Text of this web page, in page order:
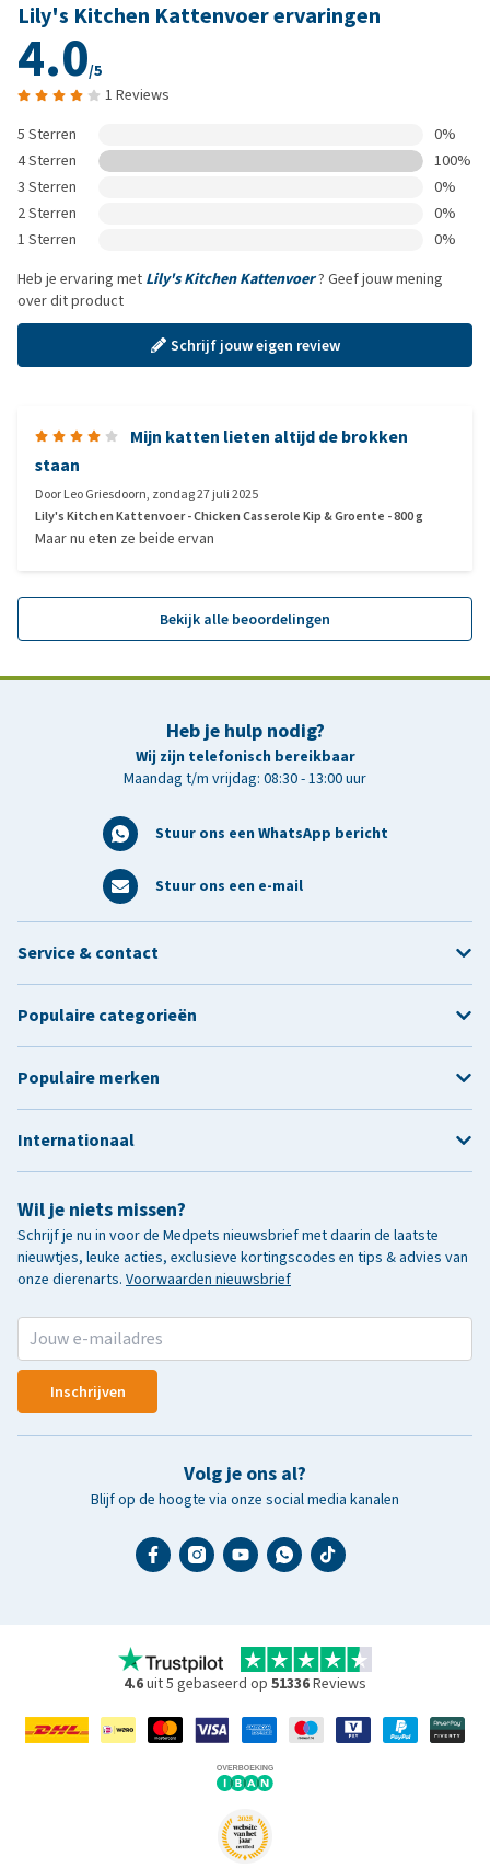
Lily's Kitchen Kattenvoer ervaringen
4.0/5
1 Reviews
5 Sterren
0%
4 Sterren
100%
3 Sterren
0%
2 Sterren
0%
1 Sterren
0%
Heb je ervaring met Lily's Kitchen Kattenvoer? Geef jouw mening
over dit product
Schrijf jouw eigen review
Mijn katten lieten altijd de brokken
staan
DoorLeo Griesdoorn, zondag 27 juli 2025
Lily's Kitchen Kattenvoer - Chicken Casserole Kip & Groente - 800 g
Maar nu eten ze beide ervan
Bekijk alle beoordelingen
Heb je hulp nodig?
Wij zijn telefonisch bereikbaar
Maandag t/m vrijdag: 08:30 - 13:00 uur
Stuur ons een WhatsApp bericht
Stuur ons een e-mail
Wil je niets missen?
Schrijf je nu in voor de Medpets nieuwsbrief met daarin de laatste
nieuwtjes, leuke acties, exclusieve kortingscodes en tips & advies van
onze dierenarts. Voorwaarden nieuwsbrief
Inschrijven
Volg je ons al?
Blijf op de hoogte via onze social media kanalen
Service & contact
Populaire categorieën
Populaire merken
Internationaal
4.6uit 5 gebaseerd op 51336Reviews